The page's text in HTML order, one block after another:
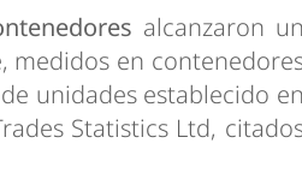
alcanzaron un
medidos en
unidades establecido en
Statistics Ltd,